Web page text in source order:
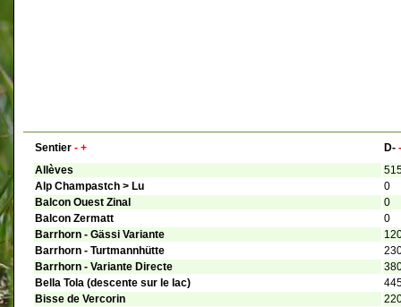
Sentier - + D- -
Allèves
Alp Champastch > Lu
0
Balcon Ouest Zinal
0
Balcon Zermatt
0
Barrhorn - Gässi Variante
Barrhorn - Turtmannhütte
Barrhorn - Variante Directe
Bella Tola (descente sur le lac)
Bisse de Vercorin